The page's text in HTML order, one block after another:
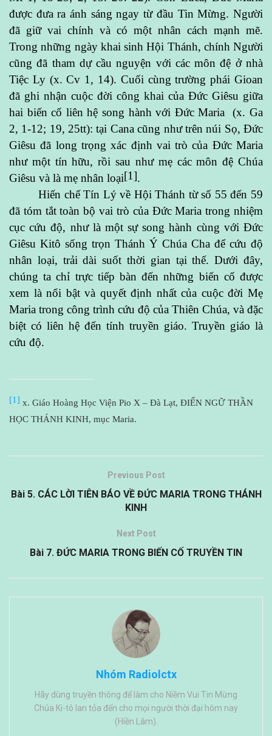
được đưa ra ánh sáng ngay từ đầu Tin Mừng. Người
đã giữ vai chính và có một nhân cách mạnh mẽ.
Trong những ngày khai sinh Hội Thánh, chính Người
cũng đã tham dự cầu nguyện với các môn đệ ở nhà
Tiệc Ly (x. Cv 1, 14). Cuối cùng trường phái Gioan
đã ghi nhận cuộc đời công khai của Đức Giêsu giữa
hai biến cố liên hệ song hành với Đức Maria (x. Ga
2, 1-12; 19, 25tt): tại Cana cũng như trên núi Sọ, Đức
Giêsu đã long trọng xác định vai trò của Đức Maria
như một tín hữu, rồi sau như mẹ các môn đệ Chúa
Giêsu và là mẹ nhân loại[1].
Hiến chế Tín Lý về Hội Thánh từ số 55 đến 59
đã tóm tắt toàn bộ vai trò của Đức Maria trong nhiệm
cục cứu độ, như là một sự song hành cùng với Đức
Giêsu Kitô sống trọn Thánh Ý Chúa Cha để cứu độ
nhân loại, trải dài suốt thời gian tại thế. Dưới đây,
chúng ta chỉ trực tiếp bàn đến những biến cố được
xem là nổi bật và quyết định nhất của cuộc đời Mẹ
Maria trong công trình cứu độ của Thiên Chúa, và đặc
biệt có liên hệ đến tính truyền giáo. Truyền giáo là
cứu độ.
[1] x. Giáo Hoàng Học Viện Pio X – Đà Lạt, ĐIỂN NGỮ THẦN
HỌC THÁNH KINH, mục Maria.
Previous Post
Bài 5. CÁC LỜI TIÊN BÁO VỀ ĐỨC MARIA TRONG THÁNH
KINH
Next Post
Bài 7. ĐỨC MARIA TRONG BIẾN CỐ TRUYỀN TIN
Nhóm Radiolctx
Hãy dùng truyền thông để làm cho Niềm Vui Tin Mừng
Chúa Ki-tô lan tỏa đến cho mọi người thời đại hôm nay
(Hiền Lâm).